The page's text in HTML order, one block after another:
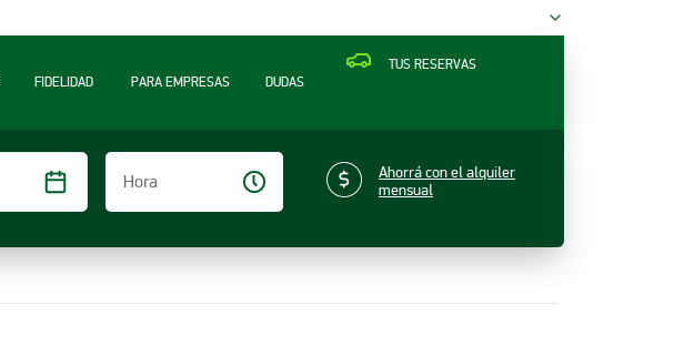
TUS RESERVAS
FIDELIDAD PARA EMPRESAS DUDAS
Hora
Ahorrá con el alquiler
mensual